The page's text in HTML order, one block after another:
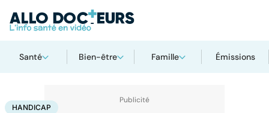
Santé Bien-être Famille Émissions
AccueilSanté Maladies
HANDICAP